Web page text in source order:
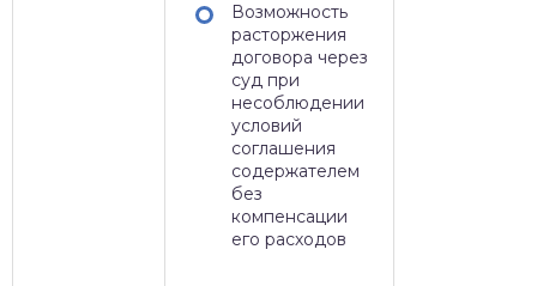
Возможность
расторжения
договора через
суд при
несоблюдении
условий
соглашения
содержателем
без
компенсации
его расходов